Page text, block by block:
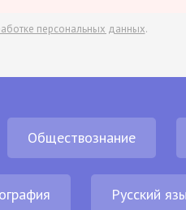
персональных данных.
Обществознание
Русский